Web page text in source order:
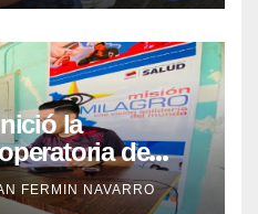
la
de
FERMIN NAVARRO